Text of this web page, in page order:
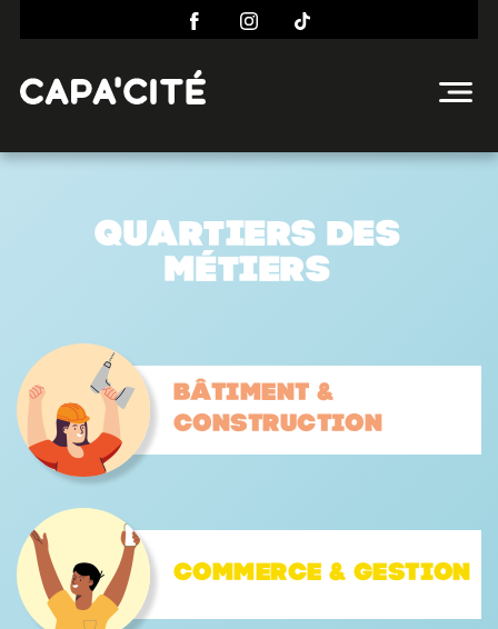
Quartiers des
métiers
Bâtiment &
construction
Commerce & gestion